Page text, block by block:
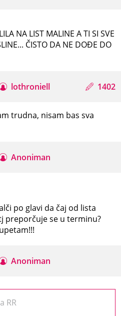
NA LIST MALINE A TI SI SVE
ČISTO DA NE DOĐE DO
lothroniell 1402
trudna, nisam bas sva
Anoniman
po glavi da čaj od lista
preporčuje se u terminu?
Anoniman
RR